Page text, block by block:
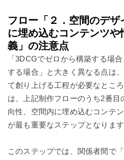
フロー「２．空間のデ
に埋め込むコンテンツや
義」の注意点
「3DCGでゼロから構築する場
する場合」と大きく異なる点は
て創り上げる工程が必要なとこ
は、上記制作フローのうち2番
向性、空間内に埋め込むコンテ
が最も重要なステップとなります
このステップでは、関係者間で